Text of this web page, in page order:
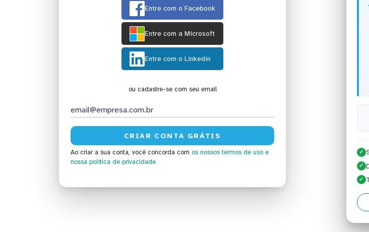
Entre com o Facebook
Entre com a Microsoft
Entre com o Linkedin
ou cadastre-se com seu email
Ao criar a sua conta, você concorda com os nossos termos de uso e
nossa política de privacidade
✓
✓
✓